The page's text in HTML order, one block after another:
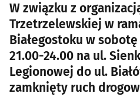
W związku z
Trzetrzelewskiej w
Białegostoku w
21.00-24.00 na ul.
Legionowej do ul.
zamknięty ruch